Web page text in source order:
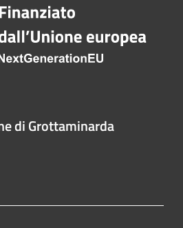
di Grottaminarda